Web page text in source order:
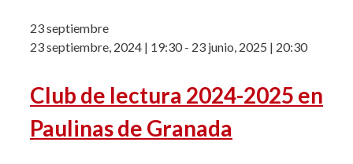
23 septiembre
23 septiembre, 2024 | 19:30- 23 junio, 2025 | 20:30
Club de lectura 2024-2025 en
Paulinas de Granada